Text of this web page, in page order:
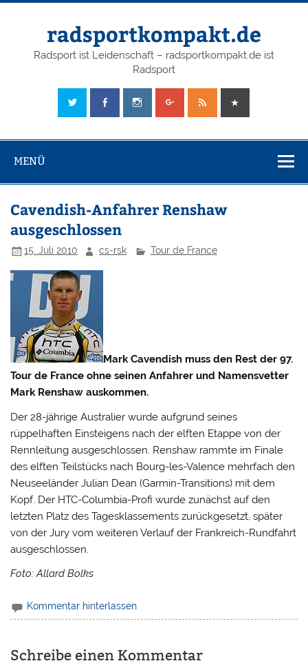
radsportkompakt.de
Radsport ist Leidenschaft – radsportkompakt.de ist
Radsport
MENÜ
Cavendish-Anfahrer Renshaw
ausgeschlossen
15. Juli 2010 cs-rsk Tour de France
Mark Cavendish muss den Rest der 97.
Tour de France ohne seinen Anfahrer und Namensvetter
Mark Renshaw auskommen.
Der 28-jährige Australier wurde aufgrund seines
rüppelhaften Einsteigens nach der elften Etappe von der
Rennleitung ausgeschlossen. Renshaw rammte im Finale
des elften Teilstücks nach Bourg-les-Valence mehrfach den
Neuseeländer Julian Dean (Garmin-Transitions) mit dem
Kopf. Der HTC-Columbia-Profi wurde zunächst auf den
letzten Platz des Tagesklassements zurückgesetzt, später
von der Jury vom weiteren Verlauf der Frankreich-Rundfahrt
ausgeschlossen.
Foto: Allard Bolks
Kommentar hinterlassen
Schreibe einen Kommentar